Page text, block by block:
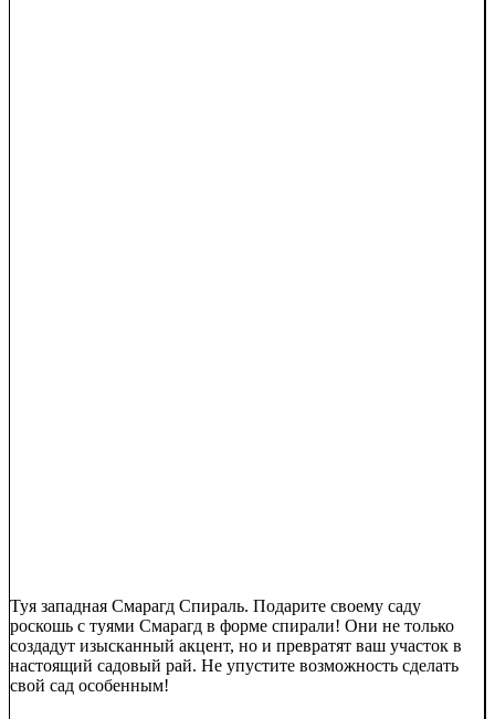
Туя западная Смарагд Спираль. Подарите своему саду
роскошь с туями Смарагд в форме спирали! Они не только
создадут изысканный акцент, но и превратят ваш участок в
настоящий садовый рай. Не упустите возможность сделать
свой сад особенным!